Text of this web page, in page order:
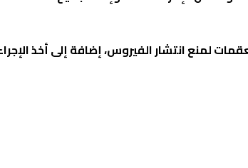
لمنع انتشار الفيروس، إضافة إلى أخذ